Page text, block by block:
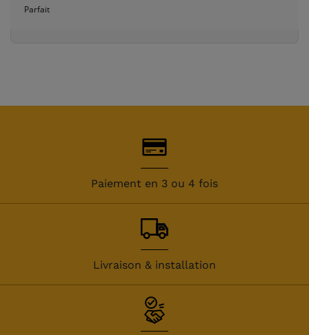
Parfait
Paiement en 3 ou 4 fois
Livraison & installation